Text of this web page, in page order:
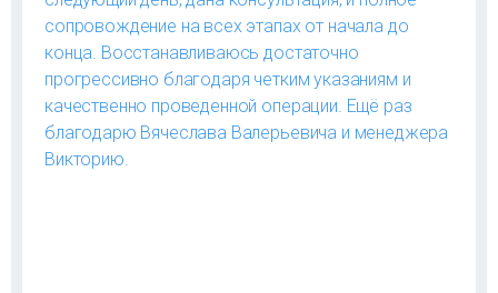
сопровождение на всех этапах от начала до
конца. Восстанавливаюсь достаточно
прогрессивно благодаря четким указаниям и
качественно проведенной операции. Ещё раз
благодарю Вячеслава Валерьевича и менеджера
Викторию.